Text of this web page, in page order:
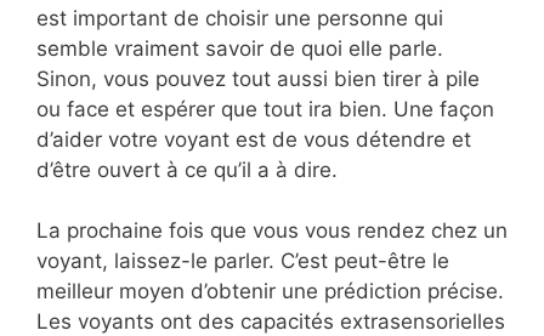
est important de choisir une personne qui
semble vraiment savoir de quoi elle parle.
Sinon, vous pouvez tout aussi bien tirer à pile
ou face et espérer que tout ira bien. Une façon
d’aider votre voyant est de vous détendre et
d’être ouvert à ce qu’il a à dire.
La prochaine fois que vous vous rendez chez un
voyant, laissez-le parler. C’est peut-être le
meilleur moyen d’obtenir une prédiction précise.
Les voyants ont des capacités extrasensorielles